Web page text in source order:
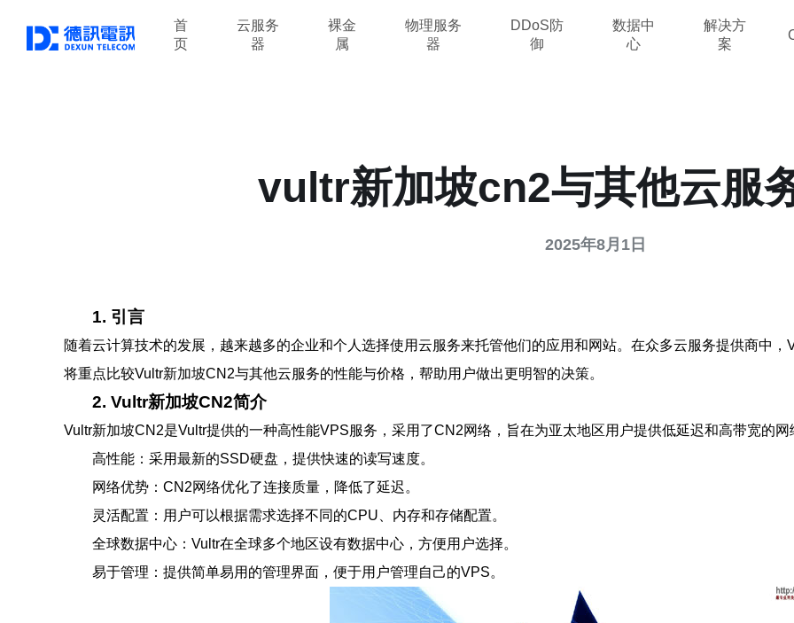
首
页
云服务
器
裸金
属
物理服务
器
DDoS防
御
数据中
心
解决方
案
vultr新加坡cn2与其他云服
2025年8月1日
1. 引言
随着云计算技术的发展，越来越多的企业和个人选择使用云服务来托管他们的应用和网站。在众多云服务提供商中
将重点比较Vultr新加坡CN2与其他云服务的性能与价格，帮助用户做出更明智的决策。
2. Vultr新加坡CN2简介
Vultr新加坡CN2是Vultr提供的一种高性能VPS服务，采用了CN2网络，旨在为亚太地区用户提供低延迟和高带宽的
高性能：采用最新的SSD硬盘，提供快速的读写速度。
网络优势：CN2网络优化了连接质量，降低了延迟。
灵活配置：用户可以根据需求选择不同的CPU、内存和存储配置。
全球数据中心：Vultr在全球多个地区设有数据中心，方便用户选择。
易于管理：提供简单易用的管理界面，便于用户管理自己的VPS。